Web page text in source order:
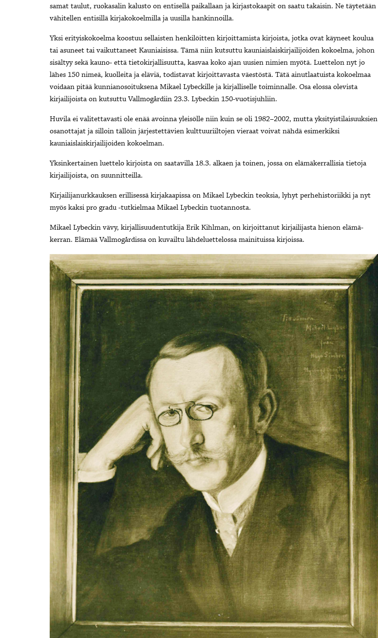
samat taulut, ruokasalin kalusto on entisellä paikallaan ja kirjastokaapit on saatu takaisin. Ne täytetään
vähitellen entisillä kirjakokoelmilla ja uusilla hankinnoilla.
Yksi erityiskokoelma koostuu sellaisten henkilöitten kirjoittamista kirjoista, jotka ovat käyneet koulua
tai asuneet tai vaikuttaneet Kauniaisissa. Tämä niin kutsuttu kauniaislaiskirjailijoiden kokoelma, johon
sisältyy sekä kauno- että tietokirjallisuutta, kasvaa koko ajan uusien nimien myötä. Luettelon nyt jo
lähes 150 nimeä, kuolleita ja eläviä, todistavat kirjoittavasta väestöstä. Tätä ainutlaatuista kokoelmaa
voidaan pitää kunnianosoituksena Mikael Lybeckille ja kirjalliselle toiminnalle. Osa elossa olevista
kirjailijoista on kutsuttu Vallmogårdiin 23.3. Lybeckin 150-vuotisjuhliin.
Huvila ei valitettavasti ole enää avoinna yleisölle niin kuin se oli 1982–2002, mutta yksityistilaisuuksien
osanottajat ja silloin tällöin järjestettävien kulttuuriiltojen vieraat voivat nähdä esimerkiksi
kauniaislaiskirjailijoiden kokoelman.
Yksinkertainen luettelo kirjoista on saatavilla 18.3. alkaen ja toinen, jossa on elämäkerrallisia tietoja
kirjailijoista, on suunnitteilla.
Kirjailijanurkkauksen erillisessä kirjakaapissa on Mikael Lybeckin teoksia, lyhyt perhehistoriikki ja nyt
myös kaksi pro gradu -tutkielmaa Mikael Lybeckin tuotannosta.
Mikael Lybeckin vävy, kirjallisuudentutkija Erik Kihlman, on kirjoittanut kirjailijasta hienon elämä-
kerran. Elämää Vallmogårdissa on kuvailtu lähdeluettelossa mainituissa kirjoissa.